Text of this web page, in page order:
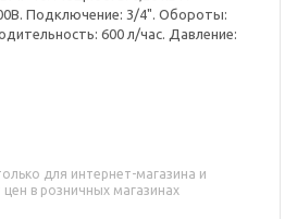
Подключение: 3/4". Обороты:
600 л/час. Давление:
для интернет-магазина и
в розничных магазинах